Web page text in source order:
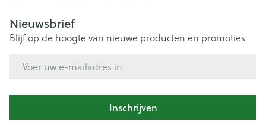
Nieuwsbrief
Blijf op de hoogte van nieuwe producten en promoties
Inschrijven